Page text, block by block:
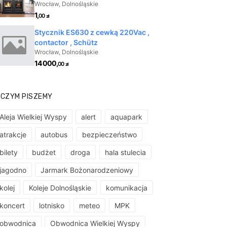
PISZEMY
Wielkiej Wyspy alert aquapark
autobus bezpieczeństwo
budżet droga hala stulecia
Jarmark Bożonarodzeniowy
Koleje Dolnośląskie komunikacja
lotnisko meteo MPK
Obwodnica Wielkiej Wyspy